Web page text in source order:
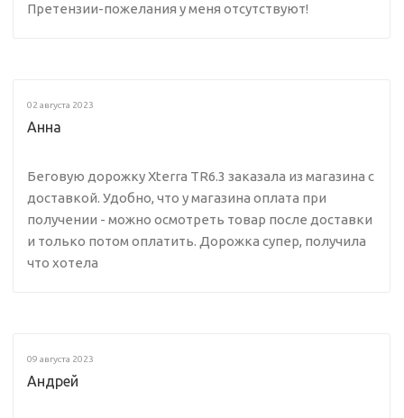
Претензии-пожелания у меня отсутствуют!
02 августа 2023
Анна
Беговую дорожку Xterra TR6.3 заказала из магазина с
доставкой. Удобно, что у магазина оплата при
получении - можно осмотреть товар после доставки
и только потом оплатить. Дорожка супер, получила
что хотела
09 августа 2023
Андрей